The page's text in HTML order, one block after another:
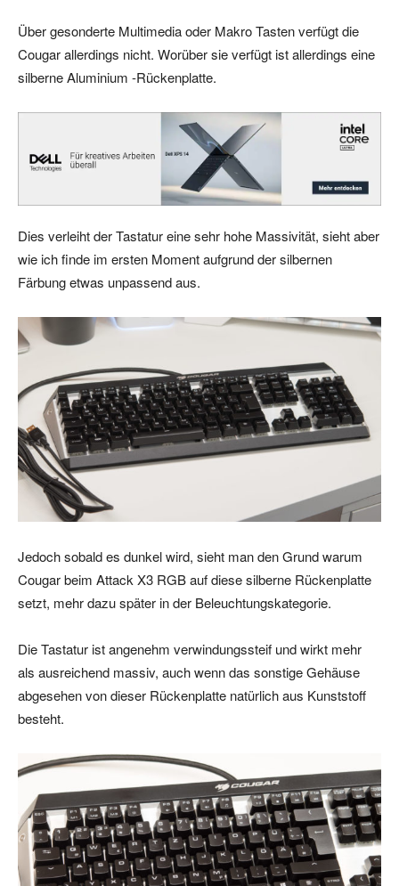
Über gesonderte Multimedia oder Makro Tasten verfügt die
Cougar allerdings nicht. Worüber sie verfügt ist allerdings eine
silberne Aluminium -Rückenplatte.
Dies verleiht der Tastatur eine sehr hohe Massivität, sieht aber
wie ich finde im ersten Moment aufgrund der silbernen
Färbung etwas unpassend aus.
Jedoch sobald es dunkel wird, sieht man den Grund warum
Cougar beim Attack X3 RGB auf diese silberne Rückenplatte
setzt, mehr dazu später in der Beleuchtungskategorie.
Die Tastatur ist angenehm verwindungssteif und wirkt mehr
als ausreichend massiv, auch wenn das sonstige Gehäuse
abgesehen von dieser Rückenplatte natürlich aus Kunststoff
besteht.